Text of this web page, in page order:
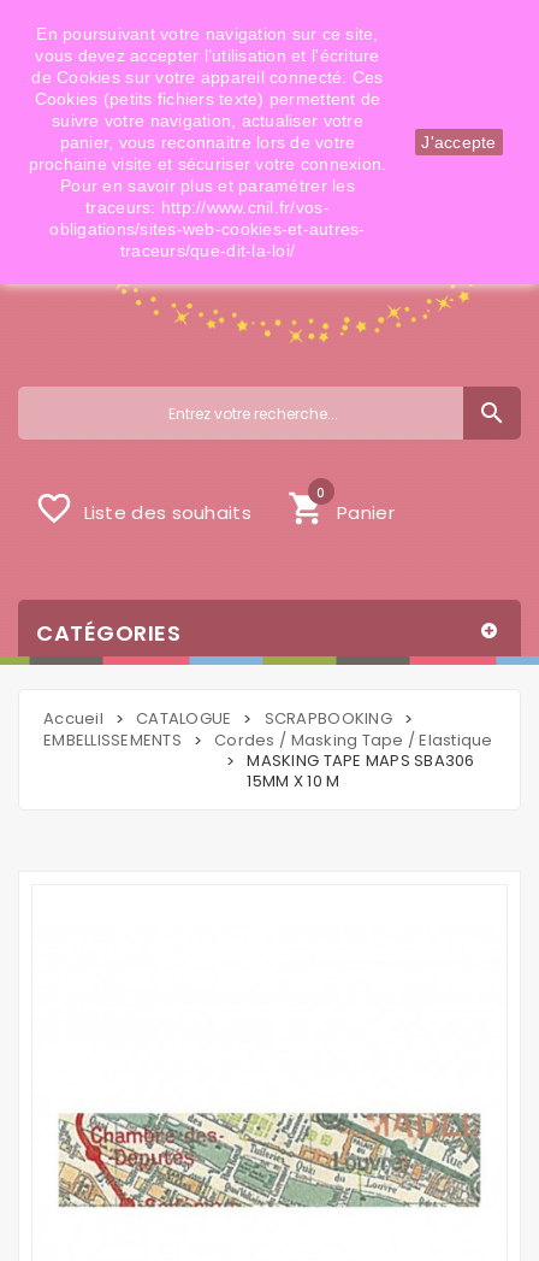
Téléphone: 06 09 14 02 79 Email: info@doigtsdefees.com
Mon compte
search
shopping_cart Panier
0
favorite_border Liste des souhaits
CATÉGORIES
Accueil > CATALOGUE > SCRAPBOOKING >
EMBELLISSEMENTS
> Cordes / Masking Tape / Elastique
>
MASKING TAPE MAPS SBA306
15MM X 10 M
En poursuivant votre navigation sur ce site,
vous devez accepter l’utilisation et l'écriture
de Cookies sur votre appareil connecté. Ces
Cookies (petits fichiers texte) permettent de
suivre votre navigation, actualiser votre
panier, vous reconnaitre lors de votre
prochaine visite et sécuriser votre connexion.
Pour en savoir plus et paramétrer les
traceurs: http://www.cnil.fr/vos-
obligations/sites-web-cookies-et-autres-
traceurs/que-dit-la-loi/
J'accepte